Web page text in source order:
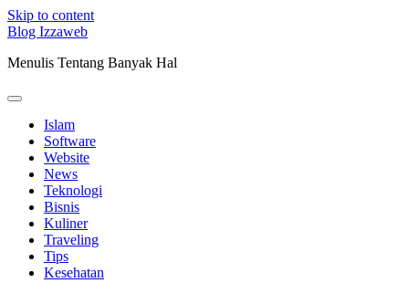
Skip to content
Blog Izzaweb
Menulis Tentang Banyak Hal
Islam
Software
Website
News
Teknologi
Bisnis
Kuliner
Traveling
Tips
Kesehatan